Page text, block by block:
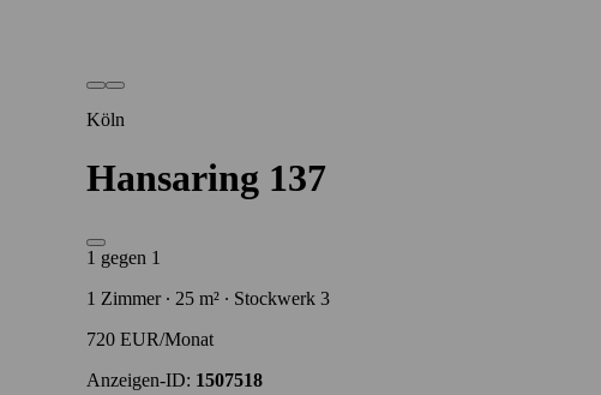
Köln
Hansaring 137
1 gegen 1
1 Zimmer ∙ 25 m² ∙ Stockwerk 3
720 EUR/Monat
Anzeigen-ID: 1507518